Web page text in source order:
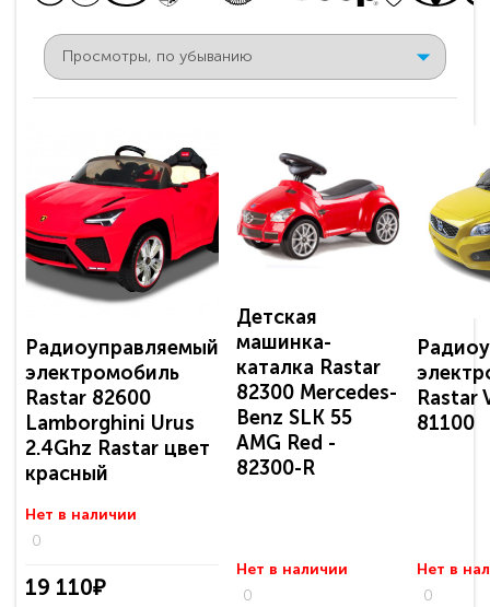
Радиоуправляемый
электромобиль
Rastar 82600
Lamborghini Urus
2.4Ghz Rastar цвет
красный
Нет в наличии
0
19 110₽
Детская
машинка-
каталка Rastar
82300 Mercedes-
Benz SLK 55
AMG Red -
82300-R
Нет в наличии
0
Rastar
81100
Нет в
0